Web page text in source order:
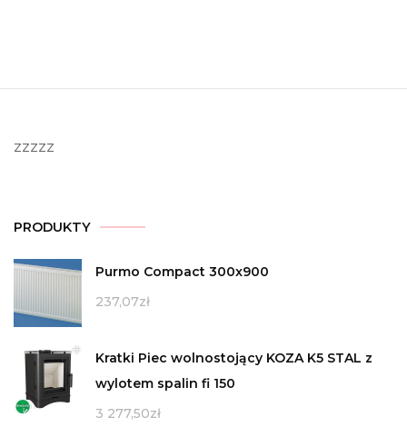
zzzzz
PRODUKTY
Purmo Compact 300x900
237,07zł
Kratki Piec wolnostojący KOZA K5 STAL z
wylotem spalin fi 150
3 277,50zł